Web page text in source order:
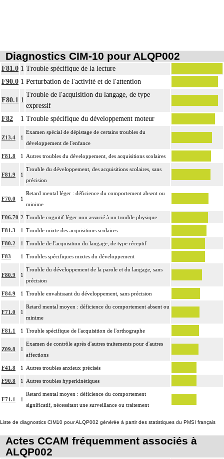
Diagnostics CIM-10 pour ALQP002
F81.0 1 Trouble spécifique de la lecture
F90.0 1 Perturbation de l'activité et de l'attention
F80.1 1
Trouble de l'acquisition du langage, de type
expressif
F82
1 Trouble spécifique du développement moteur
Z13.4 1
Examen spécial de dépistage de certains troubles du
développement de l'enfance
F81.8 1 Autres troubles du développement, des acquisitions scolaires
F81.9 1
Trouble du développement, des acquisitions scolaires, sans
précision
F70.0 1
Retard mental léger : déficience du comportement absent ou
minime
F06.70 2 Trouble cognitif léger non associé à un trouble physique
F81.3 1 Trouble mixte des acquisitions scolaires
F80.2 1 Trouble de l'acquisition du langage, de type réceptif
F83 1 Troubles spécifiques mixtes du développement
F80.9 1
Trouble du développement de la parole et du langage, sans
précision
F84.9 1 Trouble envahissant du développement, sans précision
F71.0 1
Retard mental moyen : déficience du comportement absent ou
minime
F81.1 1 Trouble spécifique de l'acquisition de l'orthographe
Z09.8 1
Examen de contrôle après d'autres traitements pour d'autres
affections
F41.8 1 Autres troubles anxieux précisés
F90.8 1 Autres troubles hyperkinétiques
F71.1 1
Retard mental moyen : déficience du comportement
significatif, nécessitant une surveillance ou traitement
Liste de diagnostics CIM10 pour ALQP002 générée à partir des statistiques du PMSI français
Actes CCAM fréquemment associés à
ALQP002